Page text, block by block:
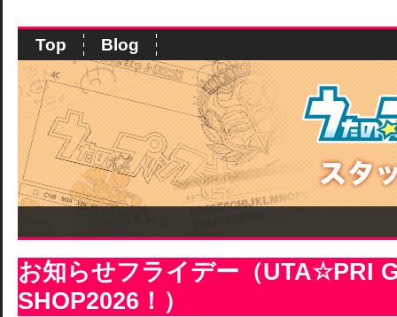
Top Blog
お知らせフライデー（UTA☆PRI
SHOP2026！）